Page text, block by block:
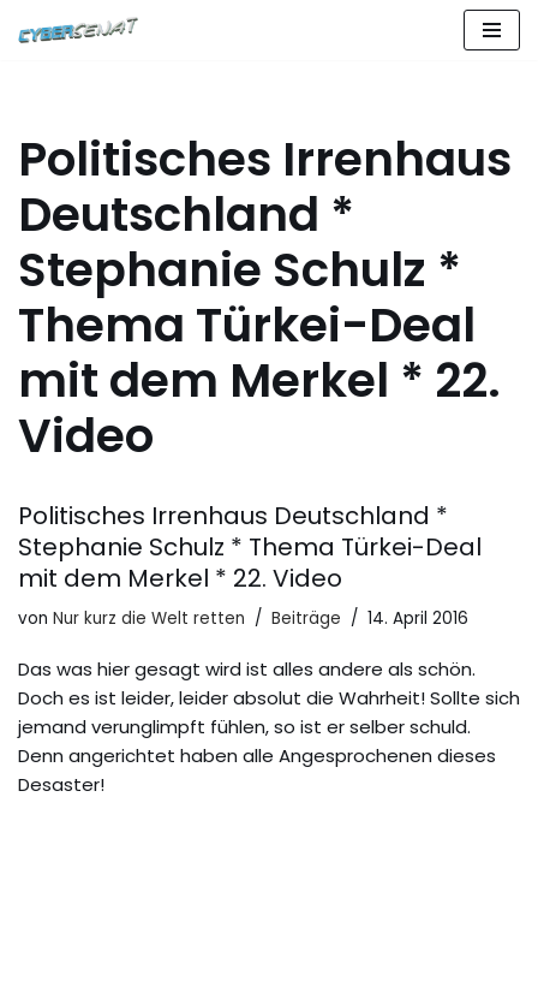
Politisches Irrenhaus
Deutschland *
Stephanie Schulz *
Thema Türkei-Deal
mit dem Merkel * 22.
Video
Politisches Irrenhaus Deutschland *
Stephanie Schulz * Thema Türkei-Deal
mit dem Merkel * 22. Video
von Nur kurz die Welt retten Beiträge 14. April 2016
Das was hier gesagt wird ist alles andere als schön.
Doch es ist leider, leider absolut die Wahrheit! Sollte sich
jemand verunglimpft fühlen, so ist er selber schuld.
Denn angerichtet haben alle Angesprochenen dieses
Desaster!